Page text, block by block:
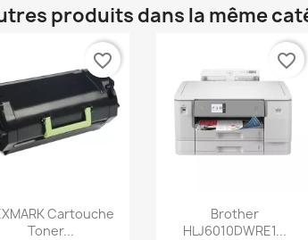
produits dans la même
Aperçu rapide
Cartouche
Toner...
favorite_border
Aperçu rapide
Brother
HLJ6010DWRE1...
favorite_border